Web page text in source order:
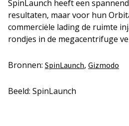
SpinLaunch heeft een
resultaten, maar voor hun
commerciële lading de ruimte
rondjes in de megacentrifuge
Bronnen: SpinLaunch, Gizmodo
Beeld: SpinLaunch